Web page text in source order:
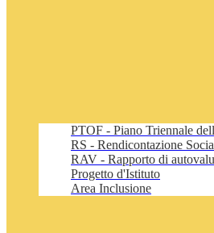
PTOF - Piano Triennale
RS - Rendicontazione
RAV - Rapporto di
Progetto d'Istituto
Area Inclusione